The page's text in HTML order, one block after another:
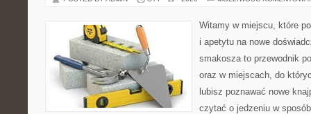
Witamy w miejscu, które
i apetytu na nowe
smakosza to przewodnik
oraz w miejscach, do
lubisz poznawać nowe
czytać o jedzeniu w